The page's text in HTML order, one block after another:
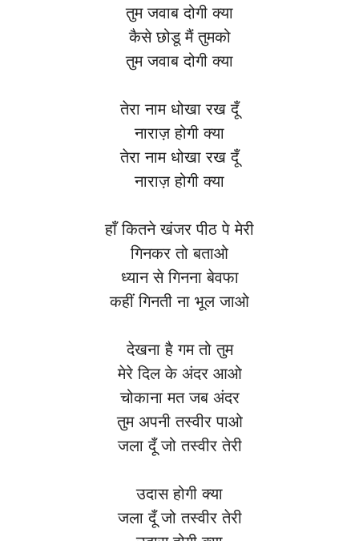
तुम जवाब दोगी क्या
कैसे छोडू मैं तुमको
तुम जवाब दोगी क्या
तेरा नाम धोखा रख दूँ
नाराज़ होगी क्या
तेरा नाम धोखा रख दूँ
नाराज़ होगी क्या
हाँ कितने खंजर पीठ पे मेरी
गिनकर तो बताओ
ध्यान से गिनना बेवफा
कहीं गिनती ना भूल जाओ
देखना है गम तो तुम
मेरे दिल के अंदर आओ
चोकाना मत जब अंदर
तुम अपनी तस्वीर पाओ
जला दूँ जो तस्वीर तेरी
उदास होगी क्या
जला दूँ जो तस्वीर तेरी